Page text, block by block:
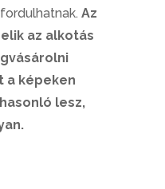
Az
az alkotás
a képeken
lesz,